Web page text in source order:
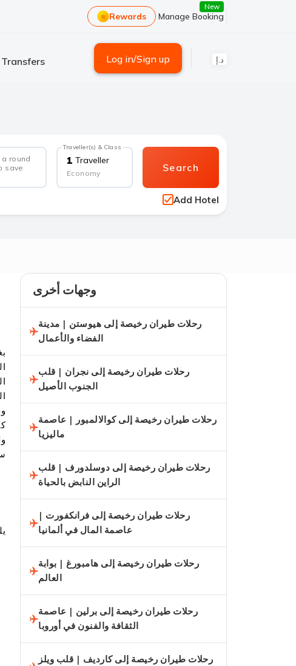
Rewards Manage Booking
New
Transfers Log in/Sign up د.إ
a round
save
Traveller(s) & Class
1 Traveller
Economy Search
Add Hotel
وجهات أخرى
رحلات طيران رخيصة إلى هيوستن | مدينة
الفضاء والأعمال
رحلات طيران رخيصة إلى نجران | قلب
الجنوب الأصيل
رحلات طيران رخيصة إلى كوالالمبور | عاصمة
ماليزيا
رحلات طيران رخيصة إلى دوسلدورف | قلب
الراين النابض بالحياة
رحلات طيران رخيصة إلى فرانكفورت |
عاصمة المال في ألمانيا
رحلات طيران رخيصة إلى هامبورغ | بوابة
العالم
رحلات طيران رخيصة إلى برلين | عاصمة
الثقافة والفنون في أوروبا
رحلات طيران رخيصة إلى كارديف | قلب ويلز